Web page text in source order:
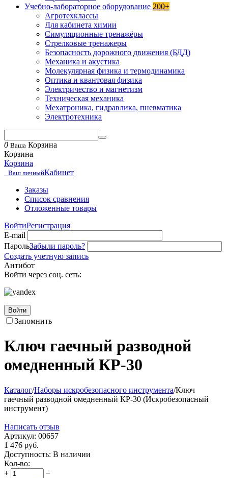
Учебно-лабораторное оборудование 200+
Агротехклассы
Для кабинета химии
Симуляционные тренажёры
Стрелковые тренажеры
Безопасность дорожного движения (БДД)
Механика и акустика
Молекулярная физика и термодинамика
Оптика и квантовая физика
Электричество и магнетизм
Техническая механика
Мехатроника, гидравлика, пневматика
Электротехника
0 Ваша Корзина
Корзина
Корзина
Ваш личныйКабинет
Заказы
Список сравнения
Отложенные товары
ВойтиРегистрация
E-mail
ПарольЗабыли пароль?
Создать учетную запись
Антибот
Войти через соц. сеть:
Войти
Запомнить
Ключ гаечный разводной
омедненный КР-30
Каталог/Наборы искробезопасного инструмента/Ключ
гаечный разводной омедненный КР-30 (Искробезопасный
инструмент)
Написать отзыв
Артикул: 00657
1 476 руб.
Доступность: В наличии
Кол-во:
+
−